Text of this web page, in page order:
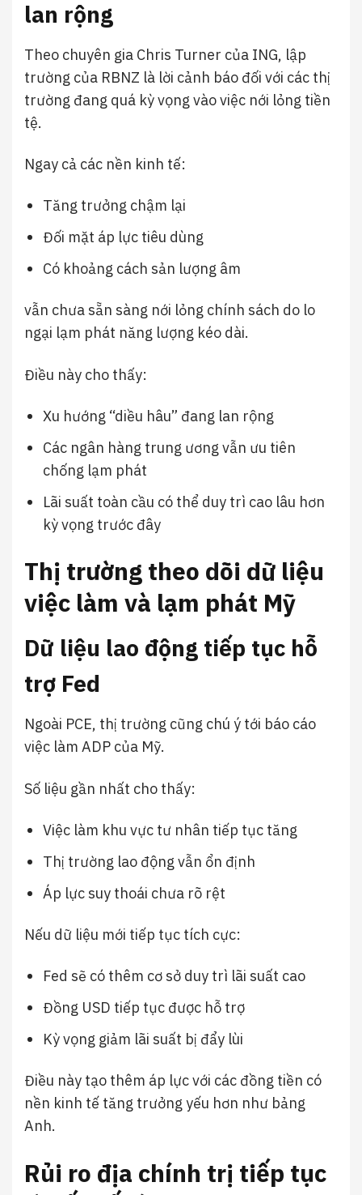
lan rộng
Theo chuyên gia Chris Turner của ING, lập
trường của RBNZ là lời cảnh báo đối với các thị
trường đang quá kỳ vọng vào việc nới lỏng tiền
tệ.
Ngay cả các nền kinh tế:
Tăng trưởng chậm lại
Đối mặt áp lực tiêu dùng
Có khoảng cách sản lượng âm
vẫn chưa sẵn sàng nới lỏng chính sách do lo
ngại lạm phát năng lượng kéo dài.
Điều này cho thấy:
Xu hướng “diều hâu” đang lan rộng
Các ngân hàng trung ương vẫn ưu tiên
chống lạm phát
Lãi suất toàn cầu có thể duy trì cao lâu hơn
kỳ vọng trước đây
Thị trường theo dõi dữ liệu
việc làm và lạm phát Mỹ
Dữ liệu lao động tiếp tục hỗ
trợ Fed
Ngoài PCE, thị trường cũng chú ý tới báo cáo
việc làm ADP của Mỹ.
Số liệu gần nhất cho thấy:
Việc làm khu vực tư nhân tiếp tục tăng
Thị trường lao động vẫn ổn định
Áp lực suy thoái chưa rõ rệt
Nếu dữ liệu mới tiếp tục tích cực:
Fed sẽ có thêm cơ sở duy trì lãi suất cao
Đồng USD tiếp tục được hỗ trợ
Kỳ vọng giảm lãi suất bị đẩy lùi
Điều này tạo thêm áp lực với các đồng tiền có
nền kinh tế tăng trưởng yếu hơn như bảng
Anh.
Rủi ro địa chính trị tiếp tục